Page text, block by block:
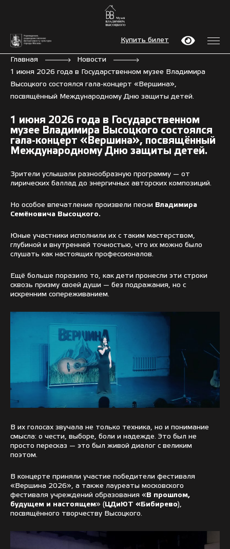
Купить билет
Главная
Новости
1 июня 2026 года в Государственном музее Владимира
Высоцкого состоялся гала-концерт «Вершина»,
посвящённый Международному Дню защиты детей.
1 июня 2026 года в Государственном
музее Владимира Высоцкого состоялся
гала-концерт «Вершина», посвящённый
Международному Дню защиты детей.
Зрители услышали разнообразную программу — от
лирических баллад до энергичных авторских композиций.
Но особое впечатление произвели песни Владимира
Семёновича Высоцкого.
Юные участники исполнили их с таким мастерством,
глубиной и внутренней точностью, что их можно было
слушать как настоящих профессионалов.
Ещё больше поразило то, как дети пронесли эти строки
сквозь призму своей души — без подражания, но с
искренним сопереживанием.
В их голосах звучала не только техника, но и понимание
смысла: о чести, выборе, боли и надежде. Это был не
просто пересказ — это был живой диалог с великим
поэтом.
В концерте приняли участие победители фестиваля
«Вершина 2026», а также лауреаты московского
фестиваля учреждений образования « В прошлом,
будущем и настоящем» ( ЦДиЮТ «Бибирево),
посвящённого творчеству Высоцкого.